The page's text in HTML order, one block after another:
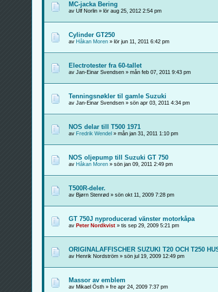
MC-jacka Bering
av Ulf Norlin » lör aug 25, 2012 2:54 pm
Cylinder GT250
av Håkan Moren » lör jun 11, 2011 6:42 pm
Electrotester fra 60-tallet
av Jan-Einar Svendsen » mån feb 07, 2011 9:43 pm
Tenningsnøkler til gamle Suzuki
av Jan-Einar Svendsen » sön apr 03, 2011 4:34 pm
NOS delar till T500 1971
av Fredrik Wendel » mån jan 31, 2011 1:10 pm
NOS oljepump till Suzuki GT 750
av Håkan Moren » sön jan 09, 2011 2:49 pm
T500R-deler.
av Bjørn Stenrød » sön okt 11, 2009 7:28 pm
GT 750J nyproducerad vänster motorkåpa
av Peter Nordkvist » tis sep 29, 2009 5:21 pm
ORIGINALAFFISCHER SUZUKI T20 OCH T250
av Henrik Nordström » sön jul 19, 2009 12:49 pm
Massor av emblem
av Mikael Östh » fre apr 24, 2009 7:37 pm